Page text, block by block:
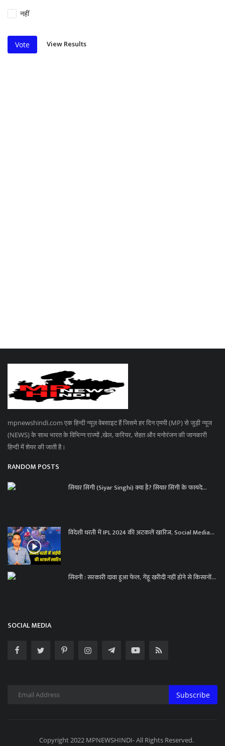
नहीं
Vote View Results
mpnewshindi.com एक हिन्दी न्यूज़ वेबसाइट हैं जिसमे हर दिन एमपी (MP) से जुड़ी न्यूज
(NEWS) के साथ भारत के विभिन्न राज्यों ,खेल, करियर, सेहत और मनोरंजन की जानकारी
हिन्दी में शेयर की जाती है।
RANDOM POSTS
सियार सिंगी (Siyar Singhi) क्या है? सियार सिंगी के फायदे...
विदेशी धरती में IPL 2024 की अटकलें खारिज, Social Media...
सिवनी : सरकारी दावा हुआ फेल, गेंहू खरीदी नहीं होने से किसानों...
SOCIAL MEDIA
Subscribe
Copyright 2022 MPNEWSHINDI- All Rights Reserved.